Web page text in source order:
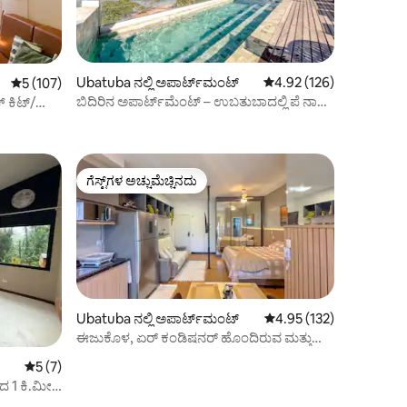
5 ರಲ್ಲಿ 5 ಸರಾಸರಿ ರೇಟಿಂಗ್, 107 ವಿಮರ್ಶೆಗಳು
5 (107)
ಕಿಟ್/
Ubatuba ನಲ್ಲಿ ಅಪಾರ್ಟ್‌ಮಂಟ್ 5 ರಲ್ಲಿ 4.92 ಸರಾಸರಿ
4.92 (126)
ಬಿದಿರಿನ ಅಪಾರ್ಟ್‌ಮೆಂಟ್ – ಉಬತುಬಾದಲ್ಲಿ ಪೆ ನಾ
5 ರಲ್ಲಿ 5 ಸರಾಸರಿ ರೇಟಿಂಗ್, 7 ವಿಮರ್ಶೆಗಳು
5 (7)
1 ಕಿ.ಮೀ.
ಗೆಸ್ಟ್‌ಗಳ ಅಚ್ಚುಮೆಚ್ಚಿನದು
ಗೆಸ್ಟ್‌ಗಳ ಅಚ್ಚುಮೆಚ್ಚಿನದು
Ubatuba ನಲ್ಲಿ ಅಪಾರ್ಟ್‌ಮಂಟ್ 5 ರಲ್ಲಿ 4.95 ಸರಾಸರಿ
4.95 (132)
ಈಜುಕೊಳ, ಏರ್ ಕಂಡಿಷನರ್ ಹೊಂದಿರುವ ಮತ್ತು